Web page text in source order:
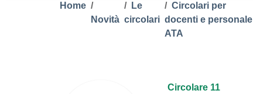
Home
Novità
Le
circolari
Circolari per
docenti e personale
ATA
Circolare 11